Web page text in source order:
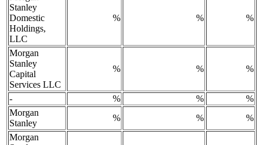
Stanley
Domestic
Holdings,
LLC
% % %
Morgan
Stanley
Capital
Services LLC
% % %
- % %
%
Morgan
Stanley
% %
%
Morgan